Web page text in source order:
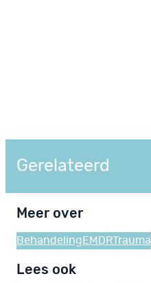
Gerelateerd
Meer over
Behandeling EMDRTrauma
Lees ook